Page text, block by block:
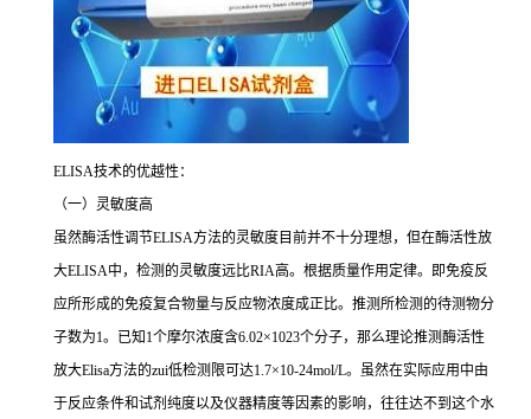
ELISA技术的优越性：
（一）灵敏度高
虽然酶活性调节ELISA方法的灵敏度目前并不十分理想，但在酶活性放
大ELISA中，检测的灵敏度远比RIA高。根据质量作用定律。即免疫反
应所形成的免疫复合物量与反应物浓度成正比。推测所检测的待测物分
子数为1。已知 1个摩尔浓度含6.02×1023个分子，那么理论推测酶活性
放大Elisa方法的zui低检测限可达1.7×10-24mol/L。虽然在实际应用中由
于反应条件和试剂纯度以及仪器精度等因素的影响，往往达不到这个水